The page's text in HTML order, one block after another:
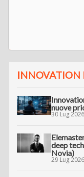
INNOVATION
nuove
30 Lug 2026
deep
Novia)
29 Lug 2026